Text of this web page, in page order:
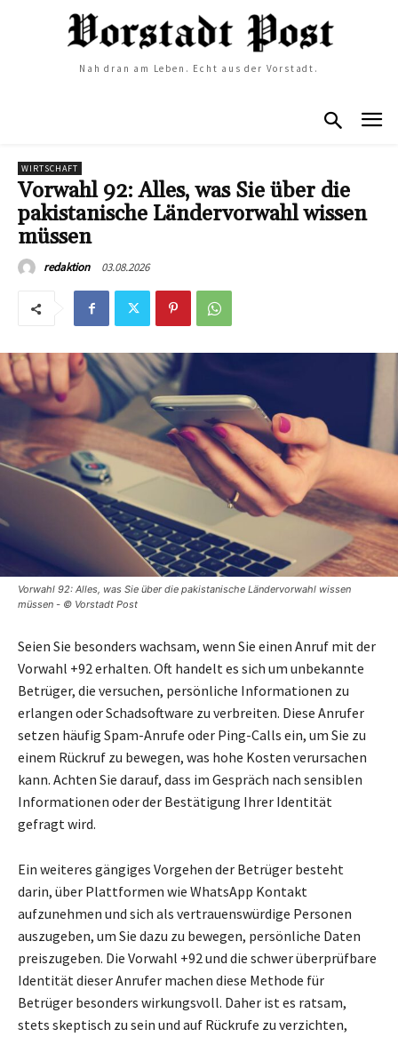
Nah dran am Leben. Echt aus der Vorstadt.
WIRTSCHAFT
Vorwahl 92: Alles, was Sie über die
pakistanische Ländervorwahl wissen
müssen
redaktion 03.08.2026
Vorwahl 92: Alles, was Sie über die pakistanische Ländervorwahl wissen
müssen - © Vorstadt Post
Seien Sie besonders wachsam, wenn Sie einen Anruf mit der
Vorwahl +92 erhalten. Oft handelt es sich um unbekannte
Betrüger, die versuchen, persönliche Informationen zu
erlangen oder Schadsoftware zu verbreiten. Diese Anrufer
setzen häufig Spam-Anrufe oder Ping-Calls ein, um Sie zu
einem Rückruf zu bewegen, was hohe Kosten verursachen
kann. Achten Sie darauf, dass im Gespräch nach sensiblen
Informationen oder der Bestätigung Ihrer Identität
gefragt wird.
Ein weiteres gängiges Vorgehen der Betrüger besteht
darin, über Plattformen wie WhatsApp Kontakt
aufzunehmen und sich als vertrauenswürdige Personen
auszugeben, um Sie dazu zu bewegen, persönliche Daten
preiszugeben. Die Vorwahl +92 und die schwer überprüfbare
Identität dieser Anrufer machen diese Methode für
Betrüger besonders wirkungsvoll. Daher ist es ratsam,
stets skeptisch zu sein und auf Rückrufe zu verzichten,